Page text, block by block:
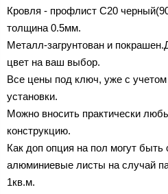
Кровля - профлист C20
толщина 0.5мм.
Металл-загрунтован и
цвет на ваш выбор.
Все цены под ключ, уже с учетом
установки.
Можно вносить практически
конструкцию.
Как доп опция на пол могут быть
алюминиевые листы на случай
1кв.м.